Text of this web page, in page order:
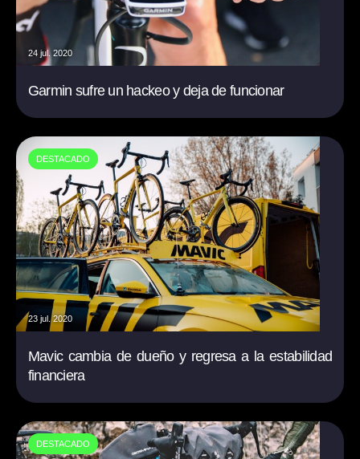
24 jul. 2020
Garmin sufre un hackeo y deja de funcionar
DESTACADO
23 jul. 2020
Mavic cambia de dueño y regresa a la estabilidad
financiera
DESTACADO